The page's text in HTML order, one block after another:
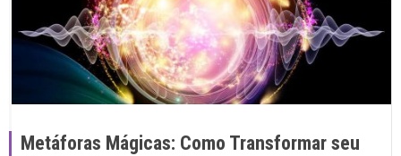
Metáforas Mágicas: Como Transformar seu